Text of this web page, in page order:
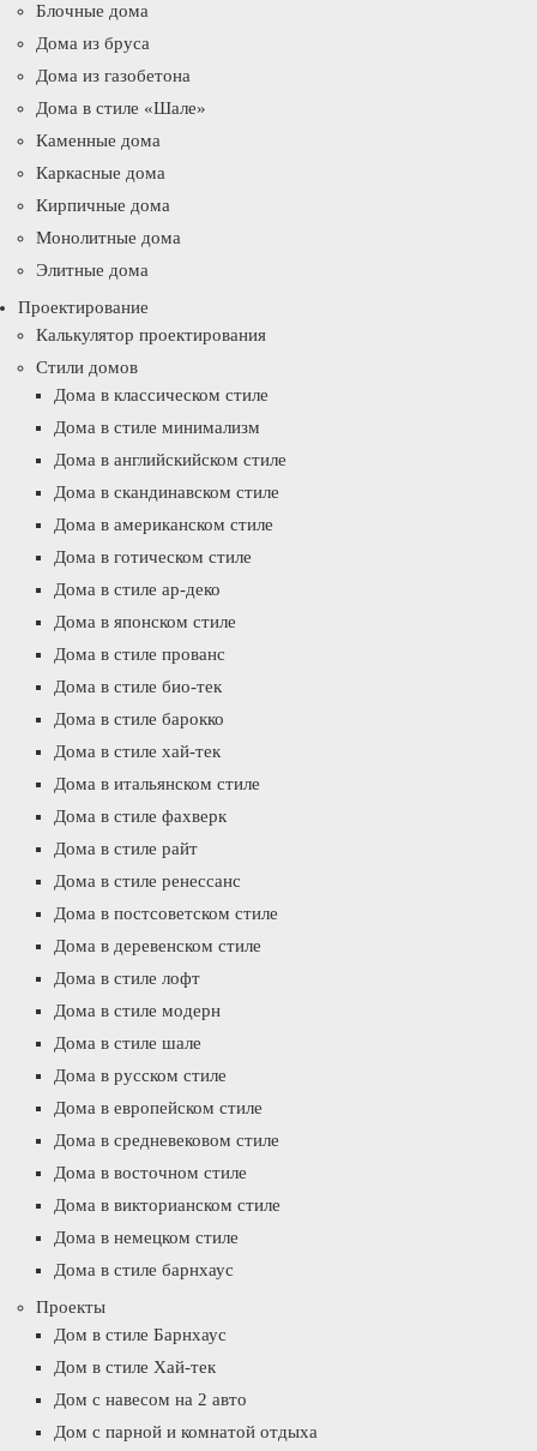
Блочные дома
Дома из бруса
Дома из газобетона
Дома в стиле «Шале»
Каменные дома
Каркасные дома
Кирпичные дома
Монолитные дома
Элитные дома
Проектирование
Калькулятор проектирования
Стили домов
Дома в классическом стиле
Дома в стиле минимализм
Дома в английскийском стиле
Дома в скандинавском стиле
Дома в американском стиле
Дома в готическом стиле
Дома в стиле ар-деко
Дома в японском стиле
Дома в стиле прованс
Дома в стиле био-тек
Дома в стиле барокко
Дома в стиле хай-тек
Дома в итальянском стиле
Дома в стиле фахверк
Дома в стиле райт
Дома в стиле ренессанс
Дома в постсоветском стиле
Дома в деревенском стиле
Дома в стиле лофт
Дома в стиле модерн
Дома в стиле шале
Дома в русском стиле
Дома в европейском стиле
Дома в средневековом стиле
Дома в восточном стиле
Дома в викторианском стиле
Дома в немецком стиле
Дома в стиле барнхаус
Проекты
Дом в стиле Барнхаус
Дом в стиле Хай-тек
Дом с навесом на 2 авто
Дом с парной и комнатой отдыха